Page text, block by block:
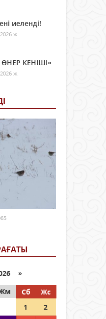
иеленді!
ж.
ӨНЕР КЕНІШІ»
ж.
»
Сб
Жс
1
2